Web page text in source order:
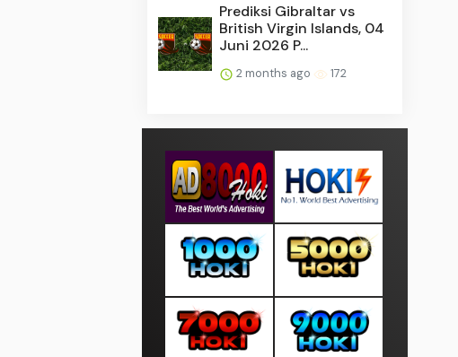
Prediksi Gibraltar vs
British Virgin Islands, 04
Juni 2026 P...
2 months ago 172